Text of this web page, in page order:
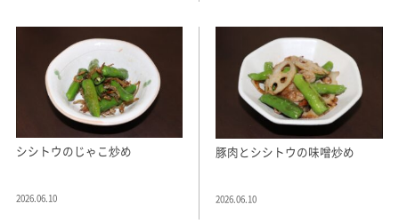
シシトウのじゃこ炒め
2026.06.10
豚肉とシシトウの味噌炒め
2026.06.10